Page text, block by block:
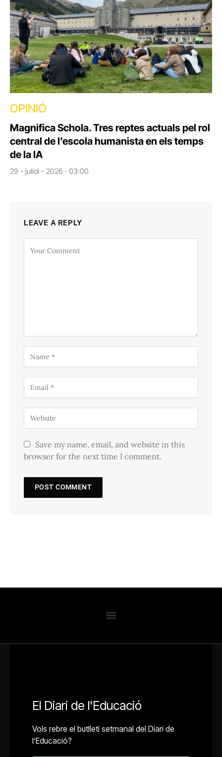
OPINIÓ
Magnifica Schola. Tres reptes actuals pel rol
central de l’escola humanista en els temps
de la IA
29 - juliol - 2026 · 03:00
LEAVE A REPLY
Save my name, email, and website in this
browser for the next time I comment.